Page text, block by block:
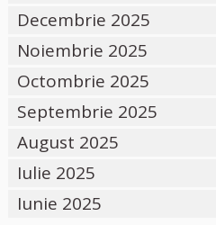
Decembrie 2025
Noiembrie 2025
Octombrie 2025
Septembrie 2025
August 2025
Iulie 2025
Iunie 2025